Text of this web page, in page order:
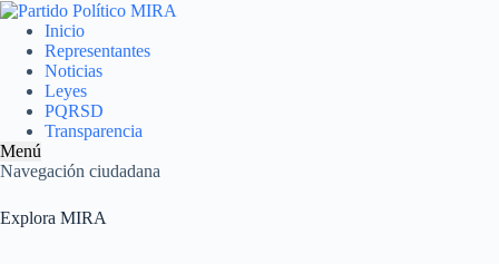
Inicio
Representantes
Noticias
Leyes
PQRSD
Transparencia
Menú
Navegación ciudadana
Explora MIRA